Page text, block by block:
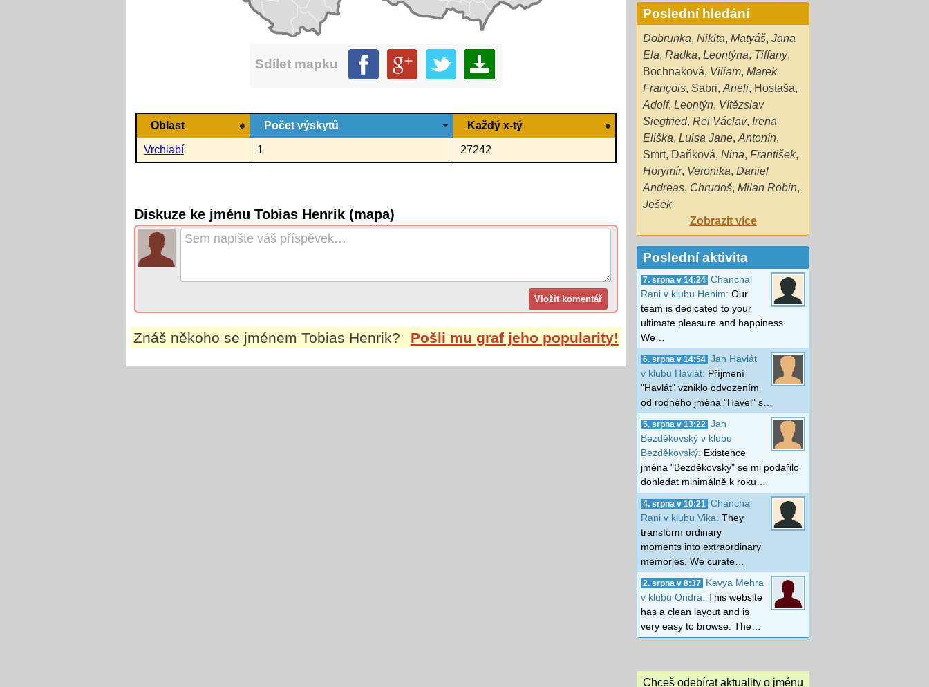
Sdílet mapku
Oblast Počet výskytů Každý x-tý
Vrchlabí 1 27242
Diskuze ke jménu Tobias Henrik (mapa)
Znáš někoho se jménem Tobias Henrik? Pošli mu graf jeho popularity!
Poslední hledání
Dobrunka, Nikita, Matyáš, Jana
Ela, Radka, Leontýna, Tiffany,
Bochnaková, Viliam, Marek
François, Sabri, Aneli, Hostaša,
Adolf, Leontýn, Vítězslav
Siegfried, Rei Václav, Irena
Eliška, Luisa Jane, Antonín,
Smrt, Daňková, Nina, František,
Horymír, Veronika, Daniel
Andreas, Chrudoš, Milan Robin,
Ješek
Zobrazit více
Poslední aktivita
7. srpna v 14:24 Chanchal
Rani v klubu Henim: Our
team is dedicated to your
ultimate pleasure and happiness.
We…
6. srpna v 14:54 Jan Havlát
v klubu Havlát: Příjmení
"Havlát" vzniklo odvozením
od rodného jména "Havel" s…
5. srpna v 13:22
Jan
Bezděkovský v klubu
Bezděkovský: Existence
jména "Bezděkovský" se mi podařilo
dohledat minimálně k roku…
4. srpna v 10:21
Chanchal
Rani v klubu Vika: They
transform ordinary
moments into extraordinary
memories. We curate…
2. srpna v 8:37
Kavya Mehra
v klubu Ondra: This website
has a clean layout and is
very easy to browse. The…
Chceš odebírat aktuality o jménu